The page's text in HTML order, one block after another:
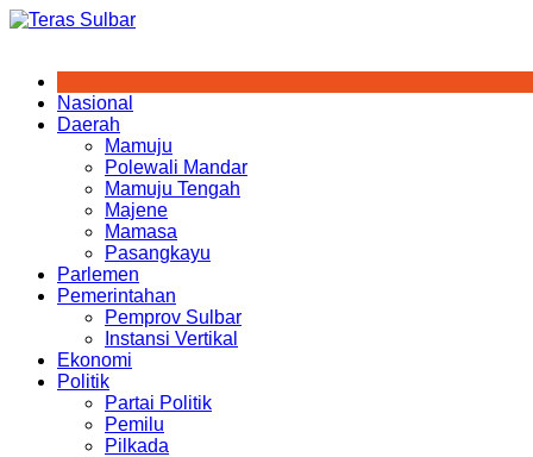
Skip
Nasional
Daerah
Mamuju
Polewali Mandar
Mamuju Tengah
Majene
Mamasa
Pasangkayu
Parlemen
Pemerintahan
Pemprov Sulbar
Instansi Vertikal
Ekonomi
Politik
Partai Politik
Pemilu
Pilkada